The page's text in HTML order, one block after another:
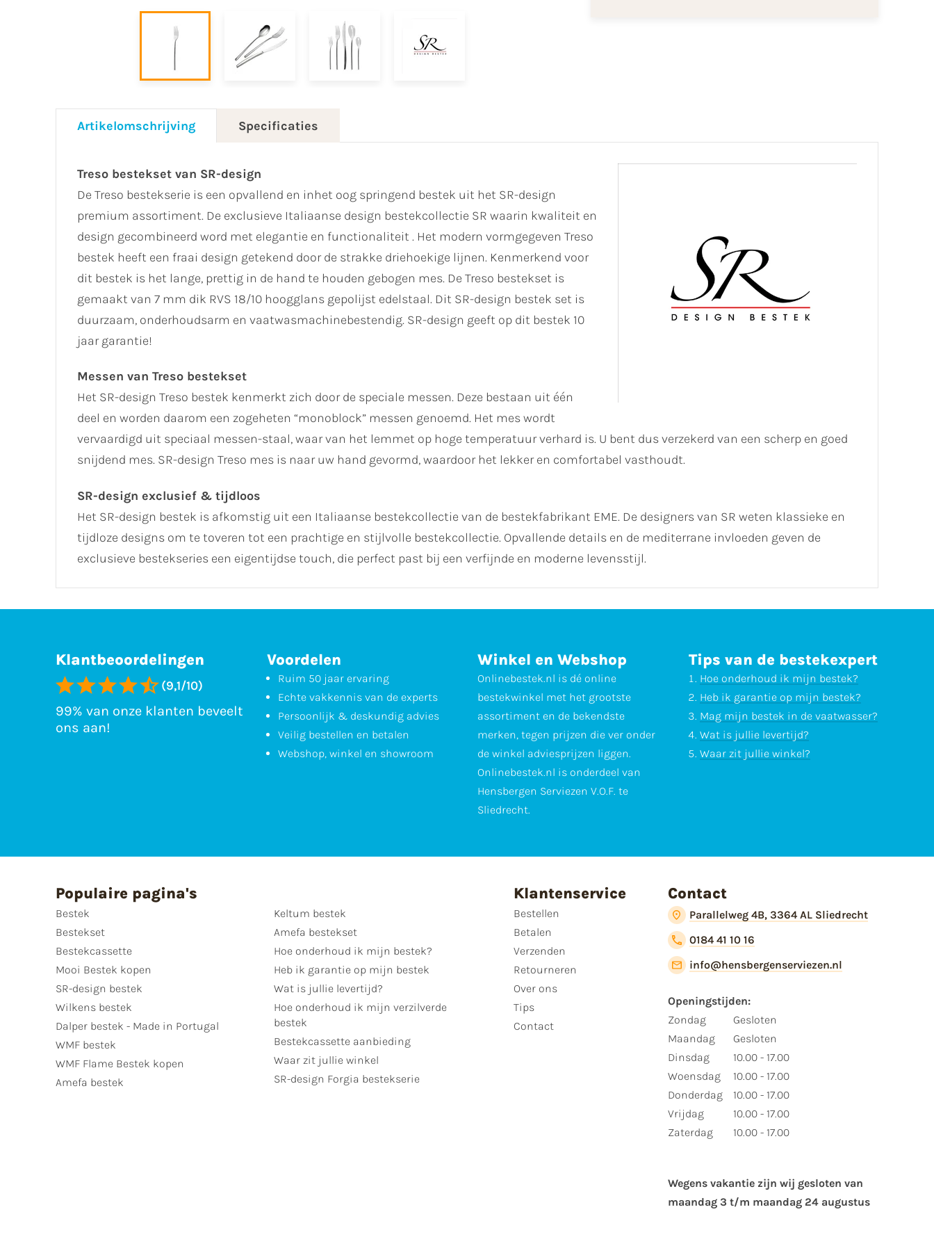
Artikelomschrijving Specificaties
Treso bestekset van SR-design
De Treso bestekserie is een opvallend en inhet oog springend bestek uit het SR-design
premium assortiment. De exclusieve Italiaanse design bestekcollectie SR waarin kwaliteit en
design gecombineerd word met elegantie en functionaliteit . Het modern vormgegeven Treso
bestek heeft een fraai design getekend door de strakke driehoekige lijnen. Kenmerkend voor
dit bestek is het lange, prettig in de hand te houden gebogen mes. De Treso bestekset is
gemaakt van 7 mm dik RVS 18/10 hoogglans gepolijst edelstaal. Dit SR-design bestek set is
duurzaam, onderhoudsarm en vaatwasmachinebestendig. SR-design geeft op dit bestek 10
jaar garantie!
Messen van Treso bestekset
Het SR-design Treso bestek kenmerkt zich door de speciale messen. Deze bestaan uit één
deel en worden daarom een zogeheten “monoblock” messen genoemd. Het mes wordt
vervaardigd uit speciaal messen-staal, waar van het lemmet op hoge temperatuur verhard is. U bent dus verzekerd van een scherp en goed
snijdend mes. SR-design Treso mes is naar uw hand gevormd, waardoor het lekker en comfortabel vasthoudt.
SR-design exclusief & tijdloos
Het SR-design bestek is afkomstig uit een Italiaanse bestekcollectie van de bestekfabrikant EME. De designers van SR weten klassieke en
tijdloze designs om te toveren tot een prachtige en stijlvolle bestekcollectie. Opvallende details en de mediterrane invloeden geven de
exclusieve bestekseries een eigentijdse touch, die perfect past bij een verfijnde en moderne levensstijl.
Klantbeoordelingen
(9,1/10)
99% van onze klanten beveelt
ons aan!
Voordelen
Ruim 50 jaar ervaring
Echte vakkennis van de experts
Persoonlijk & deskundig advies
Veilig bestellen en betalen
Webshop, winkel en showroom
Winkel en Webshop
Onlinebestek.nl is dé online
bestekwinkel met het grootste
assortiment en de bekendste
merken, tegen prijzen die ver onder
de winkel adviesprijzen liggen.
Onlinebestek.nl is onderdeel van
Hensbergen Serviezen V.O.F. te
Sliedrecht.
Tips van de bestekexpert
Hoe onderhoud ik mijn bestek?
Heb ik garantie op mijn bestek?
Mag mijn bestek in de vaatwasser?
Wat is jullie levertijd?
Waar zit jullie winkel?
Populaire pagina's
Bestek
Bestekset
Bestekcassette
Mooi Bestek kopen
SR-design bestek
Wilkens bestek
Dalper bestek - Made in Portugal
WMF bestek
WMF Flame Bestek kopen
Amefa bestek
Keltum bestek
Amefa bestekset
Hoe onderhoud ik mijn bestek?
Heb ik garantie op mijn bestek
Wat is jullie levertijd?
Hoe onderhoud ik mijn verzilverde
bestek
Bestekcassette aanbieding
Waar zit jullie winkel
SR-design Forgia bestekserie
Klantenservice
Bestellen
Betalen
Verzenden
Retourneren
Over ons
Tips
Contact
Contact
Parallelweg 4B, 3364 AL Sliedrecht
0184 41 10 16
info@hensbergenserviezen.nl
Openingstijden:
Zondag
Maandag
Dinsdag
Woensdag
Donderdag
Vrijdag
Zaterdag
Gesloten
Gesloten
10.00 - 17.00
10.00 - 17.00
10.00 - 17.00
10.00 - 17.00
10.00 - 17.00
Wegens vakantie zijn wij gesloten van ​
maandag 3 t/m maandag 24 augustus